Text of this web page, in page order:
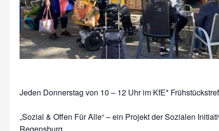
Jeden Donnerstag von 10 – 12 Uhr im KfE*
„Sozial & Offen Für Alle“ – ein Projekt der Sozialen
Regensburg